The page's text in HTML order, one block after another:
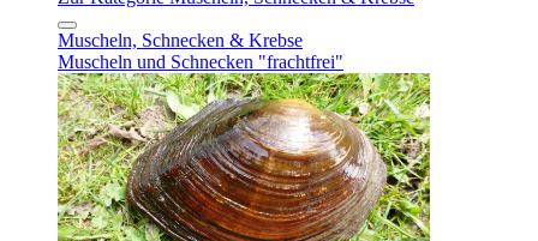
Muscheln, Schnecken & Krebse
Muscheln und Schnecken "frachtfrei"